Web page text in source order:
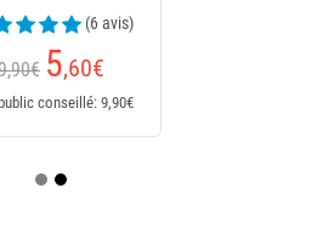
(6 avis)
5,60€
conseillé: 9,90€